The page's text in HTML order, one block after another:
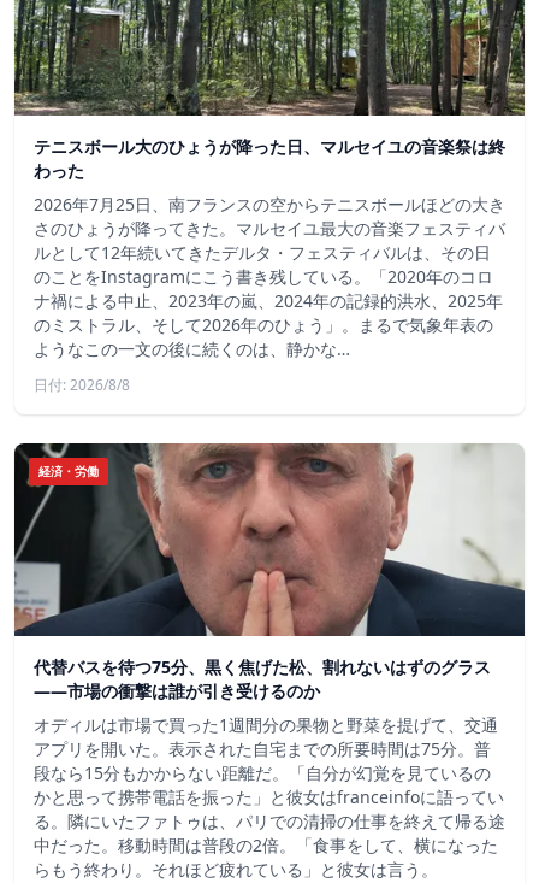
テニスボール大のひょうが降った日、マルセイユの音楽祭は終
わった
2026年7月25日、南フランスの空からテニスボールほどの大き
さのひょうが降ってきた。マルセイユ最大の音楽フェスティバ
ルとして12年続いてきたデルタ・フェスティバルは、その日
のことをInstagramにこう書き残している。「2020年のコロ
ナ禍による中止、2023年の嵐、2024年の記録的洪水、2025年
のミストラル、そして2026年のひょう」。まるで気象年表の
ようなこの一文の後に続くのは、静かな…
日付: 2026/8/8
経済・労働
代替バスを待つ75分、黒く焦げた松、割れないはずのグラス
——市場の衝撃は誰が引き受けるのか
オディルは市場で買った1週間分の果物と野菜を提げて、交通
アプリを開いた。表示された自宅までの所要時間は75分。普
段なら15分もかからない距離だ。「自分が幻覚を見ているの
かと思って携帯電話を振った」と彼女はfranceinfoに語ってい
る。隣にいたファトゥは、パリでの清掃の仕事を終えて帰る途
中だった。移動時間は普段の2倍。「食事をして、横になった
らもう終わり。それほど疲れている」と彼女は言う。